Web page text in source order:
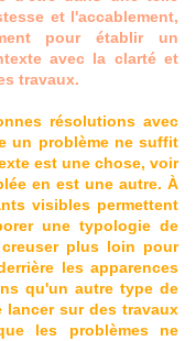
et l'accablement,
pour établir un
avec la clarté et
travaux.
résolutions avec
un problème ne suffit
est une chose, voir
en est une autre. À
visibles permettent
une typologie de
plus loin pour
les apparences
qu'un autre type de
lancer sur des travaux
les problèmes ne